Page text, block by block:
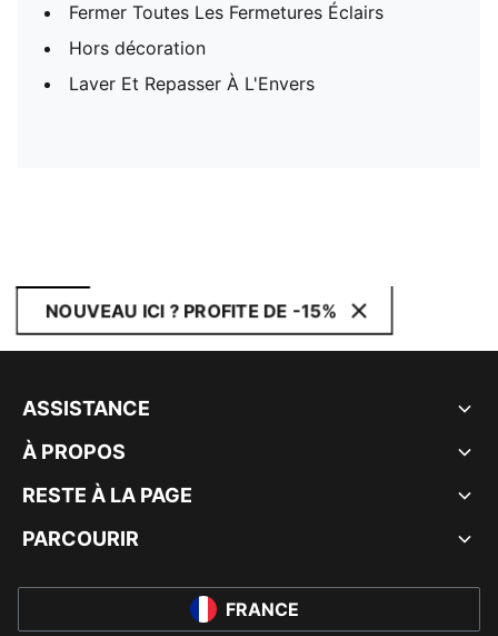
Fermer Toutes Les Fermetures Éclairs
Hors décoration
Laver Et Repasser À L'Envers
NOUVEAU ICI ? PROFITE DE -15%
ASSISTANCE
À PROPOS
RESTE À LA PAGE
PARCOURIR
FRANCE